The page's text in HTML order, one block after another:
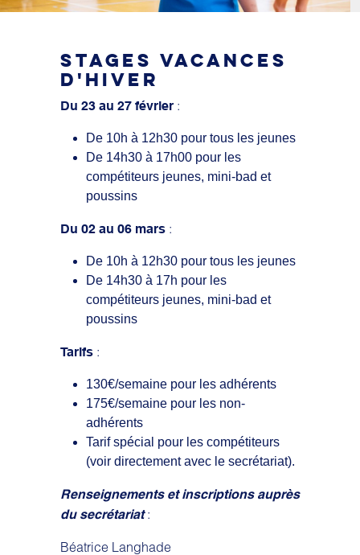
STAGES VACANCES
D'HIVER
Du 23 au 27 février:
De 10h à 12h30 pour tous les jeunes
De 14h30 à 17h00 pour les
compétiteurs jeunes, mini-bad et
poussins
Du 02 au 06 mars:
De 10h à 12h30 pour tous les jeunes
De 14h30 à 17h pour les
compétiteurs jeunes, mini-bad et
poussins
Tarifs:
130€/semaine pour les adhérents
175€/semaine pour les non-
adhérents
Tarif spécial pour les compétiteurs
(voir directement avec le secrétariat).
Renseignements et inscriptions auprès
du secrétariat:
Béatrice Langhade